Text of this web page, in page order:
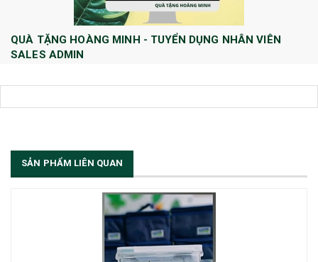
QUÀ TẶNG HOÀNG MINH - TUYỂN DỤNG NHÂN VIÊN
SALES ADMIN
SẢN PHẨM LIÊN QUAN